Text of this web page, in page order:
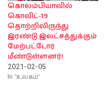
உயிரிழந்துள்ளனர்.
இதேபோல் ஒக்ஸ்போர்ட்
பல்கலைக்கழகம் தயாரித்த
கொரோனா தடுப்பூசியை
எடுத்துக்கொண்ட 90 பேரும்
உயிரிழந்துள்ளனர்.
இறந்தவர்களில்
பெரும்பாலானோர்
கொலம்பியாவில்
கொவிட்-19
தொற்றிலிருந்து
இரண்டு இலட்சத்துக்கும்
மேற்பட்டோர்
மீண்டுள்ளனர்!
2021-02-05
In "உலகம்"